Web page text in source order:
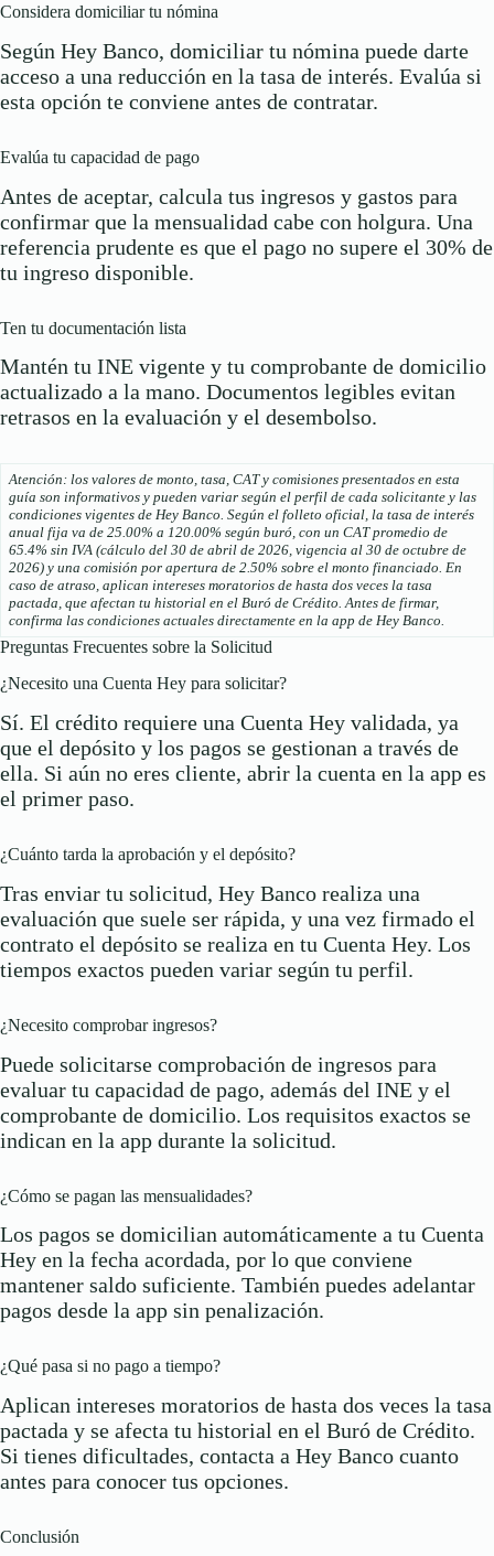
Considera domiciliar tu nómina
Según Hey Banco, domiciliar tu nómina puede darte
acceso a una reducción en la tasa de interés. Evalúa si
esta opción te conviene antes de contratar.
Evalúa tu capacidad de pago
Antes de aceptar, calcula tus ingresos y gastos para
confirmar que la mensualidad cabe con holgura. Una
referencia prudente es que el pago no supere el 30% de
tu ingreso disponible.
Ten tu documentación lista
Mantén tu INE vigente y tu comprobante de domicilio
actualizado a la mano. Documentos legibles evitan
retrasos en la evaluación y el desembolso.
Atención: los valores de monto, tasa, CAT y comisiones presentados en esta
guía son informativos y pueden variar según el perfil de cada solicitante y las
condiciones vigentes de Hey Banco. Según el folleto oficial, la tasa de interés
anual fija va de 25.00% a 120.00% según buró, con un CAT promedio de
65.4% sin IVA (cálculo del 30 de abril de 2026, vigencia al 30 de octubre de
2026) y una comisión por apertura de 2.50% sobre el monto financiado. En
caso de atraso, aplican intereses moratorios de hasta dos veces la tasa
pactada, que afectan tu historial en el Buró de Crédito. Antes de firmar,
confirma las condiciones actuales directamente en la app de Hey Banco.
Preguntas Frecuentes sobre la Solicitud
¿Necesito una Cuenta Hey para solicitar?
Sí. El crédito requiere una Cuenta Hey validada, ya
que el depósito y los pagos se gestionan a través de
ella. Si aún no eres cliente, abrir la cuenta en la app es
el primer paso.
¿Cuánto tarda la aprobación y el depósito?
Tras enviar tu solicitud, Hey Banco realiza una
evaluación que suele ser rápida, y una vez firmado el
contrato el depósito se realiza en tu Cuenta Hey. Los
tiempos exactos pueden variar según tu perfil.
¿Necesito comprobar ingresos?
Puede solicitarse comprobación de ingresos para
evaluar tu capacidad de pago, además del INE y el
comprobante de domicilio. Los requisitos exactos se
indican en la app durante la solicitud.
¿Cómo se pagan las mensualidades?
Los pagos se domicilian automáticamente a tu Cuenta
Hey en la fecha acordada, por lo que conviene
mantener saldo suficiente. También puedes adelantar
pagos desde la app sin penalización.
¿Qué pasa si no pago a tiempo?
Aplican intereses moratorios de hasta dos veces la tasa
pactada y se afecta tu historial en el Buró de Crédito.
Si tienes dificultades, contacta a Hey Banco cuanto
antes para conocer tus opciones.
Conclusión